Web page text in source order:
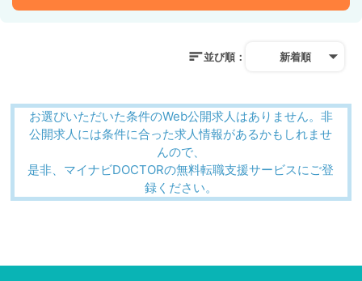
並び順： 新着順
お選びいただいた条件のWeb公開求人はありません。非
公開求人には条件に合った求人情報があるかもしれませ
んので、
是非、マイナビDOCTORの無料転職支援サービスにご登
録ください。